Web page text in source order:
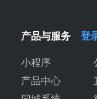
产品与服务 登
小程序
产品中心